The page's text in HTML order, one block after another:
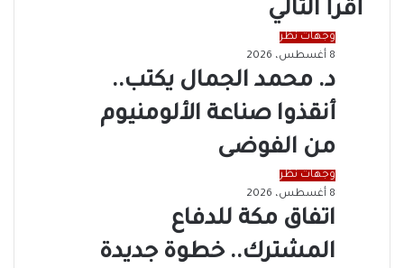
أقرأ التالي
وجهات نظر
8 أغسطس، 2026
د. محمد الجمال يكتب..
أنقذوا صناعة الألومنيوم
من الفوضى
وجهات نظر
8 أغسطس، 2026
اتفاق مكة للدفاع
المشترك.. خطوة جديدة